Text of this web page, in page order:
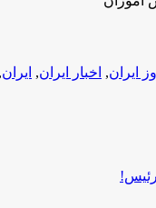
ایران, اخبار ایران, ایران,